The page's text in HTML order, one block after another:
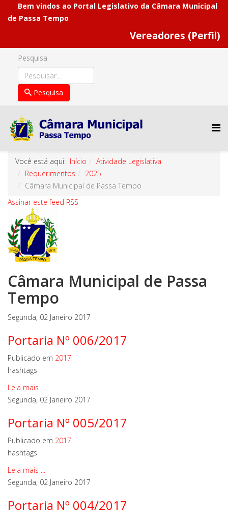
Bem vindos ao Portal Legislativo da Câmara Municipal
de Passa Tempo
Vereadores (Perfil)
Pesquisa
Pesquisa
Você está aqui: Início
Atividade Legislativa
Requerimentos
2025
Câmara Municipal de Passa Tempo
Assinar este feed RSS
Câmara Municipal de Passa
Tempo
Segunda, 02 Janeiro 2017
Portaria Nº 006/2017
Publicado em 2017
hashtags
Leia mais ...
Segunda, 02 Janeiro 2017
Portaria Nº 005/2017
Publicado em 2017
hashtags
Leia mais ...
Segunda, 02 Janeiro 2017
Portaria Nº 004/2017